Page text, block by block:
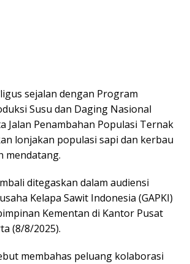
sejalan dengan Program
Susu dan Daging Nasional
Jalan Penambahan Populasi Ternak
lonjakan populasi sapi dan kerbau
mendatang.
ditegaskan dalam audiensi
Kelapa Sawit Indonesia (GAPKI)
Kementan di Kantor Pusat
(8/8/2025).
membahas peluang kolaborasi